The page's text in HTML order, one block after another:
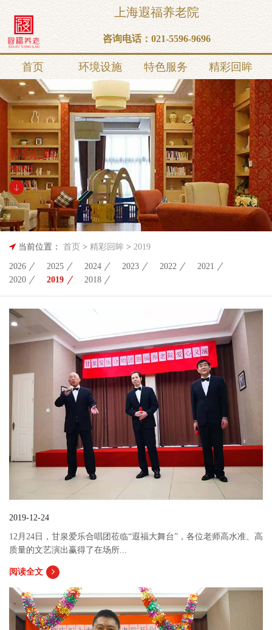
上海遐福养老院
咨询电话： 021-5596-9696
首页 环境设施 特色服务 精彩回眸
精彩回眸
NEWS
当前位置： 首页 > 精彩回眸 > 2019
2026 2025 2024 2023 2022
2021
2020
2019 2018
2019-12-24
12月24日，甘泉爱乐合唱团莅临“遐福大舞台”，各位老师高水准、高
质量的文艺演出赢得了在场所...
阅读全文